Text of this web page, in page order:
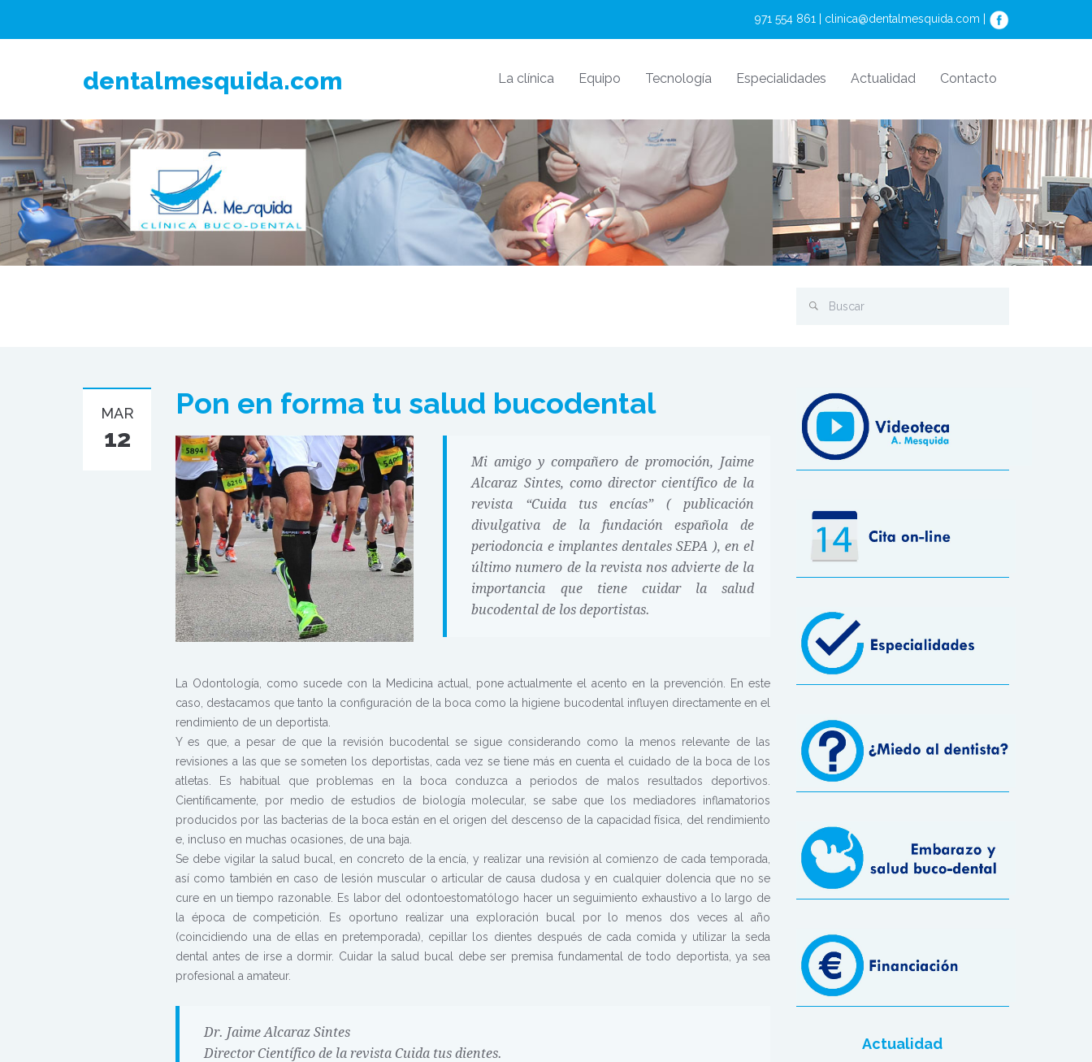
971 554 861 | clinica@dentalmesquida.com
dentalmesquida.com La clínica Equipo Tecnología Especialidades Actualidad Contacto
MAR
12
Pon en forma tu salud bucodental
Mi amigo y compañero de promoción, Jaime
Alcaraz Sintes, como director científico de la
revista “Cuida tus encías” ( publicación
divulgativa de la fundación española de
periodoncia e implantes dentales SEPA ), en el
último numero de la revista nos advierte de la
importancia que tiene cuidar la salud
bucodental de los deportistas.
La Odontología, como sucede con la Medicina actual, pone actualmente el acento en la prevención. En este
caso, destacamos que tanto la configuración de la boca como la higiene bucodental influyen directamente en el
rendimiento de un deportista.
Y es que, a pesar de que la revisión bucodental se sigue considerando como la menos relevante de las
revisiones a las que se someten los deportistas, cada vez se tiene más en cuenta el cuidado de la boca de los
atletas. Es habitual que problemas en la boca conduzca a periodos de malos resultados deportivos.
Científicamente, por medio de estudios de biología molecular, se sabe que los mediadores inflamatorios
producidos por las bacterias de la boca están en el origen del descenso de la capacidad física, del rendimiento
e, incluso en muchas ocasiones, de una baja.
Se debe vigilar la salud bucal, en concreto de la encía, y realizar una revisión al comienzo de cada temporada,
así como también en caso de lesión muscular o articular de causa dudosa y en cualquier dolencia que no se
cure en un tiempo razonable. Es labor del odontoestomatólogo hacer un seguimiento exhaustivo a lo largo de
la época de competición. Es oportuno realizar una exploración bucal por lo menos dos veces al año
(coincidiendo una de ellas en pretemporada), cepillar los dientes después de cada comida y utilizar la seda
dental antes de irse a dormir. Cuidar la salud bucal debe ser premisa fundamental de todo deportista, ya sea
profesional a amateur.
Dr. Jaime Alcaraz Sintes
Director Científico de la revista Cuida tus dientes.
Actualidad